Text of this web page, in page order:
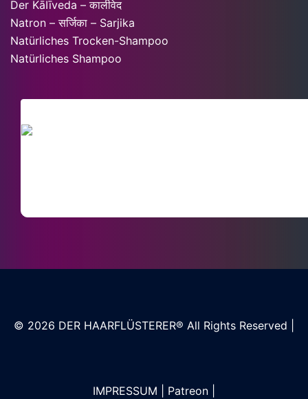
Der KāIīveda – कालीवेद
Natron – सर्जिका – Sarjika
Natürliches Trocken-Shampoo
Natürliches Shampoo
© 2026 DER HAARFLÜSTERER® All Rights Reserved |
IMPRESSUM Patreon